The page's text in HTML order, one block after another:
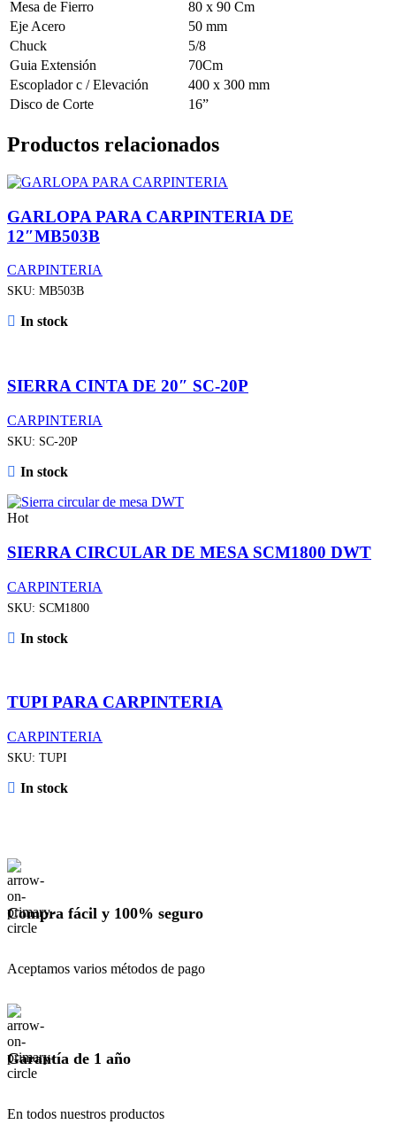
Mesa de Fierro
80 x 90 Cm
Eje Acero
50 mm
Chuck
5/8
Guia Extensión
70Cm
Escoplador c / Elevación
400 x 300 mm
Disco de Corte
16”
Productos relacionados
GARLOPA PARA CARPINTERIA DE
12″MB503B
CARPINTERIA
SKU: MB503B
In stock
SIERRA CINTA DE 20″ SC-20P
CARPINTERIA
SKU: SC-20P
In stock
Hot
SIERRA CIRCULAR DE MESA SCM1800 DWT
CARPINTERIA
SKU: SCM1800
In stock
TUPI PARA CARPINTERIA
CARPINTERIA
SKU: TUPI
In stock
Compra fácil y 100% seguro
Aceptamos varios métodos de pago
Garantía de 1 año
En todos nuestros productos